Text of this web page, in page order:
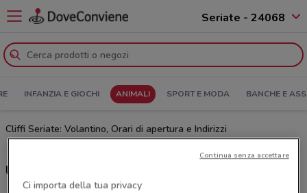
Seriate - 24068
INFANZIA E GIOCHI ANIMALI SPORT E MODA BANCHE E
Cliffi Seriate: Volantino, Orari di apertura e Indirizzi
Ultime offerte del volantino Cliffi
Ci importa della tua privacy
Continua senza accettare